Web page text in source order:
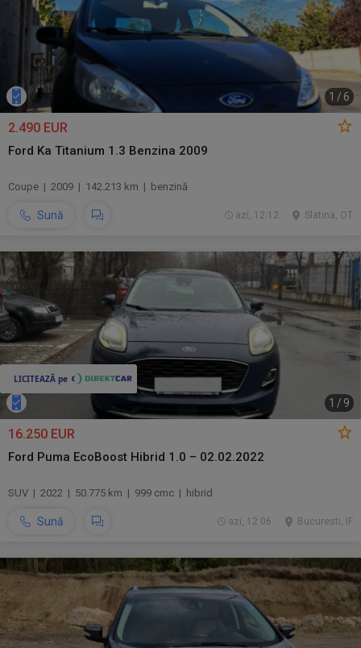
1 / 6
2.490 EUR
Ford Ka Titanium 1.3 Benzina 2009
Coupe | 2009 | 142.213 km | benzină
Sună Slatina, OT
azi, 12:12
1 / 9
16.250 EUR
Ford Puma EcoBoost Hibrid 1.0 – 02.02.2022
SUV | 2022 | 50.775 km | 999 cmc | hibrid
Sună Bucuresti, IF
azi, 12:06